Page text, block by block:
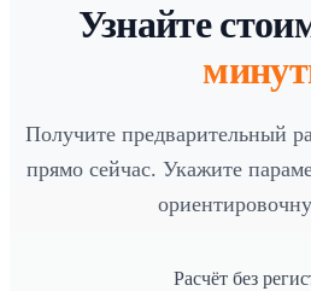
Узнайте
Получите предварительный
прямо сейчас. Укажите
Расчёт без